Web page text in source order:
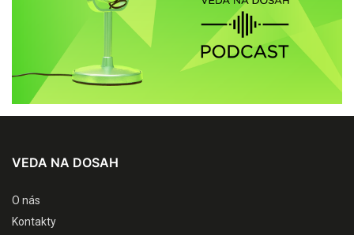
VEDA NA DOSAH
O nás
Kontakty